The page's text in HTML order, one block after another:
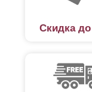
Скидка до